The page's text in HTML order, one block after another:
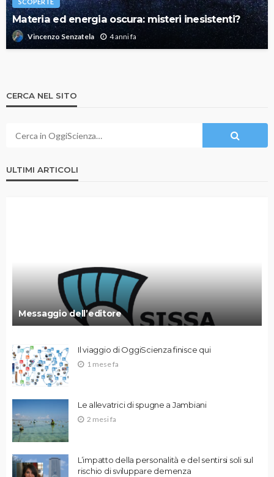
Materia ed energia oscura: misteri inesistenti?
Vincenzo Senzatela 4 anni fa
CERCA NEL SITO
ULTIMI ARTICOLI
Messaggio dell’editore
Il viaggio di OggiScienza finisce qui
1 mese fa
Le allevatrici di spugne a Jambiani
2 mesi fa
L’impatto della personalità e del sentirsi soli sul
rischio di sviluppare demenza